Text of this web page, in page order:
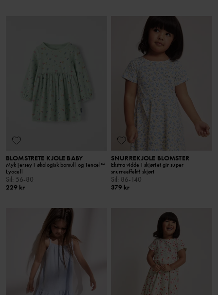
BLOMSTRETE KJOLE BABY
Myk jersey i økologisk bomull og Tencel™
Lyocell
Stl : 56-80
229 kr
SNURREKJOLE BLOMSTER
Ekstra vidde i skjørtet gir super
snurreeffekt! skjørt
Stl : 86-140
379 kr